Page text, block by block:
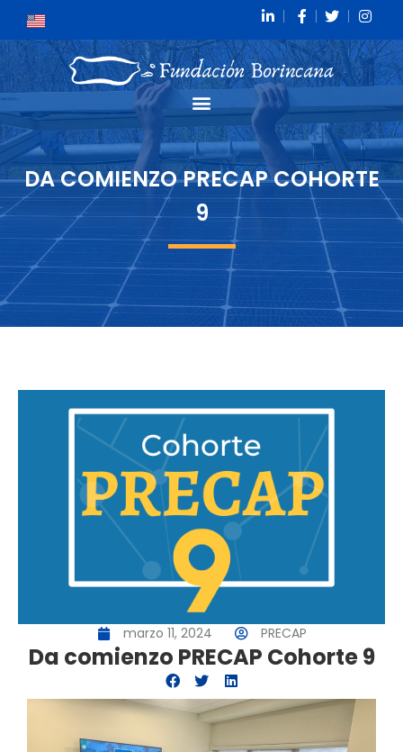
DA COMIENZO PRECAP COHORTE
9
marzo 11, 2024 PRECAP
Da comienzo PRECAP Cohorte 9